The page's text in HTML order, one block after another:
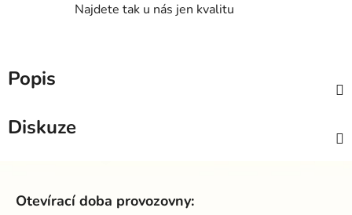
Najdete tak u nás jen kvalitu
Popis
Diskuze
Otevírací doba provozovny: